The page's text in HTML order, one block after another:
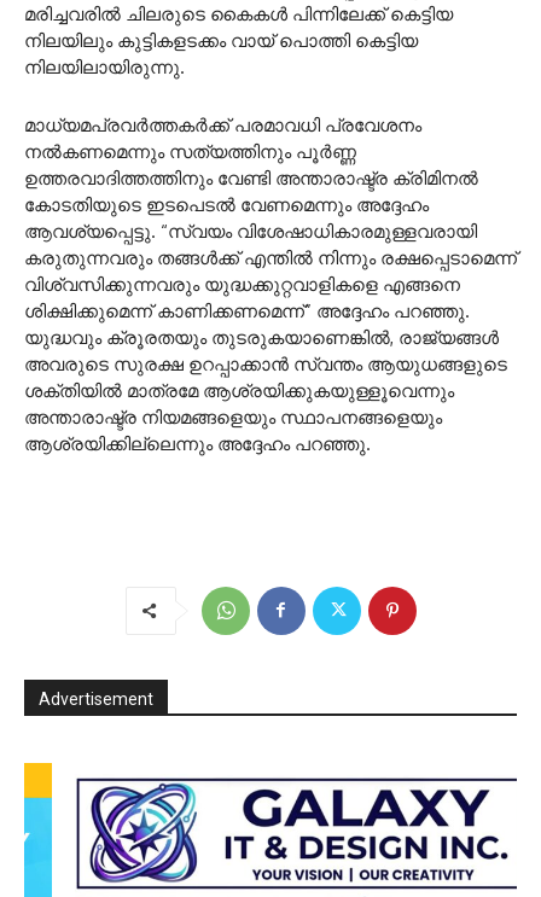
മരിച്ചവരില്‍ ചിലരുടെ കൈകള്‍ പിന്നിലേക്ക് കെട്ടിയ
നിലയിലും കുട്ടികളടക്കം വായ് പൊത്തി കെട്ടിയ
നിലയിലായിരുന്നു.
മാധ്യമപ്രവര്‍ത്തകര്‍ക്ക് പരമാവധി പ്രവേശനം
നല്‍കണമെന്നും സത്യത്തിനും പൂര്‍ണ്ണ
ഉത്തരവാദിത്തത്തിനും വേണ്ടി അന്താരാഷ്ട്ര ക്രിമിനല്‍
കോടതിയുടെ ഇടപെടല്‍ വേണമെന്നും അദ്ദേഹം
ആവശ്യപ്പെട്ടു. “സ്വയം വിശേഷാധികാരമുള്ളവരായി
കരുതുന്നവരും തങ്ങള്‍ക്ക് എന്തില്‍ നിന്നും രക്ഷപ്പെടാമെന്ന്
വിശ്വസിക്കുന്നവരും യുദ്ധക്കുറ്റവാളികളെ എങ്ങനെ
ശിക്ഷിക്കുമെന്ന് കാണിക്കണമെന്ന്” അദ്ദേഹം പറഞ്ഞു.
യുദ്ധവും ക്രൂരതയും തുടരുകയാണെങ്കില്‍, രാജ്യങ്ങള്‍
അവരുടെ സുരക്ഷ ഉറപ്പാക്കാന്‍ സ്വന്തം ആയുധങ്ങളുടെ
ശക്തിയില്‍ മാത്രമേ ആശ്രയിക്കുകയുള്ളൂവെന്നും
അന്താരാഷ്ട്ര നിയമങ്ങളെയും സ്ഥാപനങ്ങളെയും
ആശ്രയിക്കില്ലെന്നും അദ്ദേഹം പറഞ്ഞു.
Advertisement